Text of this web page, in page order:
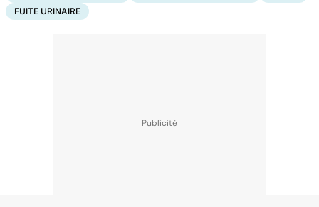
FUITE URINAIRE